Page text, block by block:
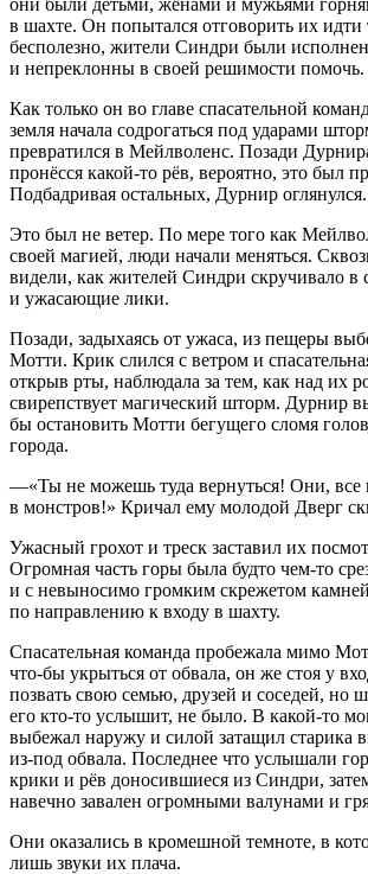
в шахте. Он попытался отговорить их идти
бесполезно, жители Синдри были
и непреклонны в своей решимости помочь.
Как только он во главе спасательной
земля начала содрогаться под ударами
превратился в Мейлволенс. Позади
пронёсся какой-то рёв, вероятно, это был
Подбадривая остальных, Дурнир оглянулся.
Это был не ветер. По мере того как
своей магией, люди начали меняться.
видели, как жителей Синдри скручивало
и ужасающие лики.
Позади, задыхаясь от ужаса, из пещеры
Мотти. Крик слился с ветром и
открыв рты, наблюдала за тем, как над их
свирепствует магический шторм. Дурнир
бы остановить Мотти бегущего сломя
города.
—«Ты не можешь туда вернуться! Они, все
в монстров!» Кричал ему молодой Дверг
Ужасный грохот и треск заставил их
Огромная часть горы была будто чем-то
и с невыносимо громким скрежетом
по направлению к входу в шахту.
Спасательная команда пробежала мимо
что-бы укрыться от обвала, он же стоя у
позвать свою семью, друзей и соседей, но
его кто-то услышит, не было. В какой-то
выбежал наружу и силой затащил старика
из-под обвала. Последнее что услышали
крики и рёв доносившиеся из Синдри,
навечно завален огромными валунами и
Они оказались в кромешной темноте, в
лишь звуки их плача.